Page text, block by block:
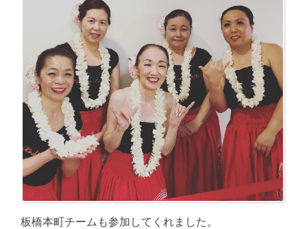
板橋本町チームも参加してくれました。